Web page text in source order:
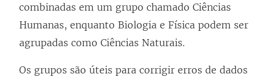
combinadas em um grupo chamado Ciências
Humanas, enquanto Biologia e Física podem ser
agrupadas como Ciências Naturais.
Os grupos são úteis para corrigir erros de dados